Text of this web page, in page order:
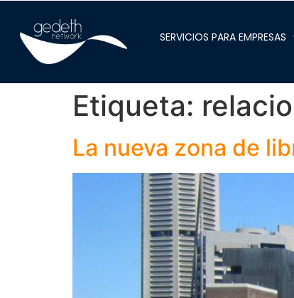
SERVICIOS PARA EMPRESAS
Etiqueta:
La nueva zona de